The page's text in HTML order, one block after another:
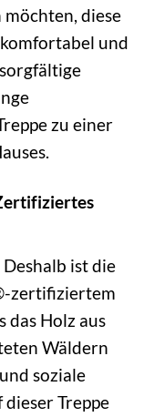
diese
und
zu einer
ist die
zertifiziertem
das Holz aus
Wäldern
soziale
Treppe